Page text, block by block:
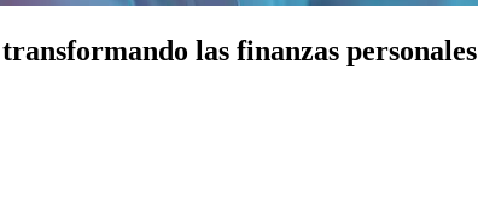
las finanzas personales